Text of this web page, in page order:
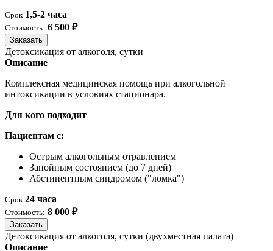
Срок 1,5-2 часа
Стоимость: 6 500 ₽
Заказать
Детоксикация от алкоголя, сутки
Описание
Комплексная медицинская помощь при алкогольной
интоксикации в условиях стационара.
Для кого подходит
Пациентам с:
Острым алкогольным отравлением
Запойным состоянием (до 7 дней)
Абстинентным синдромом ("ломка")
Срок 24 часа
Стоимость: 8 000 ₽
Заказать
Детоксикация от алкоголя, сутки (двухместная палата)
Описание